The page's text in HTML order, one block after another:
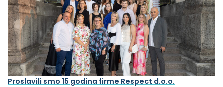
Proslavili smo 15 godina firme Respect d.o.o.